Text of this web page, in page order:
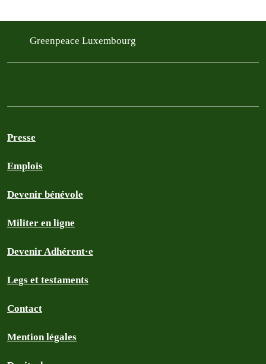
Greenpeace Luxembourg
Presse
Emplois
Devenir bénévole
Militer en ligne
Devenir Adhérent·e
Legs et testaments
Contact
Mention légales